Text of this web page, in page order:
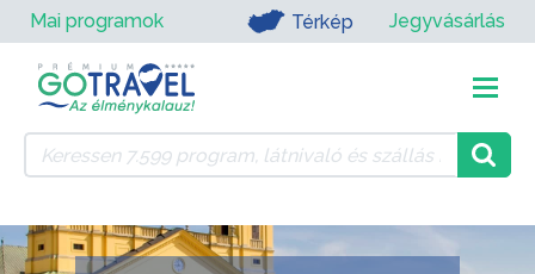
Mai programok Térkép Jegyvásárlás